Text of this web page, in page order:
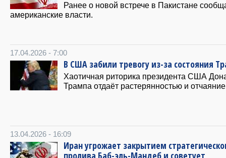
Ранее о новой встрече в Пакистане
американские власти.
17.04.2026 - 7:00
В США забили тревогу из-за состояния
Хаотичная риторика президента США
Трампа отдаёт растерянностью и
13.04.2026 - 16:09
Иран угрожает закрытием